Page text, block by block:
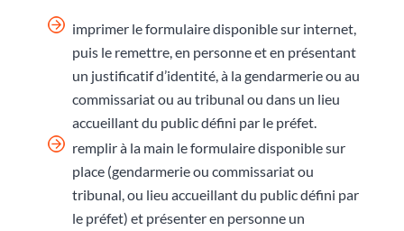
imprimer le formulaire disponible sur internet,
puis le remettre, en personne et en présentant
un justificatif d’identité, à la gendarmerie ou au
commissariat ou au tribunal ou dans un lieu
accueillant du public défini par le préfet.
remplir à la main le formulaire disponible sur
place (gendarmerie ou commissariat ou
tribunal, ou lieu accueillant du public défini par
le préfet) et présenter en personne un